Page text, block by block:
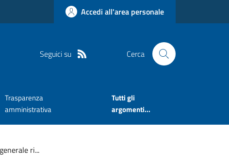
Accedi all'area personale
Seguici su Cerca
Trasparenza
amministrativa
Tutti gli
argomenti...
ri...